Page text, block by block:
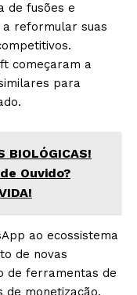
de fusões e
a reformular suas
começaram a
para
BIOLÓGICAS!
Ouvido?
ao ecossistema
de novas
de ferramentas de
de monetização,